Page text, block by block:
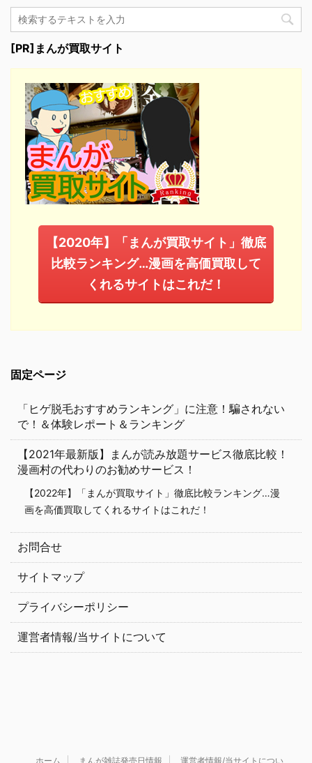
[PR]まんが買取サイト
【2020年】「まんが買取サイト」徹底
比較ランキング…漫画を高価買取して
くれるサイトはこれだ！
固定ページ
「ヒゲ脱毛おすすめランキング」に注意！騙されない
で！＆体験レポート＆ランキング
【2021年最新版】まんが読み放題サービス徹底比較！
漫画村の代わりのお勧めサービス！
【2022年】「まんが買取サイト」徹底比較ランキング…漫
画を高価買取してくれるサイトはこれだ！
お問合せ
サイトマップ
プライバシーポリシー
運営者情報/当サイトについて
ホーム まんが雑誌発売日情報 運営者情報/当サイトについ